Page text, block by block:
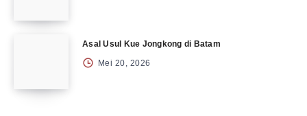
Asal Usul Kue Jongkong di Batam
Mei 20, 2026